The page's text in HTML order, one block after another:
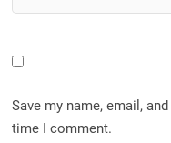
Save my name, email,
time I comment.